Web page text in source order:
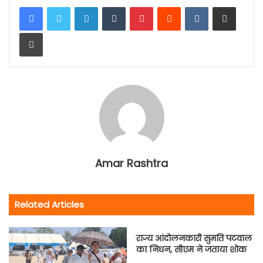
LinkedInTumblrPinterestReddit VKontakteShare via Email
Print
Amar Rashtra
Related Articles
राज्य आंदोलनकारी सुमति पटवाल
का निधन, सीएम ने जताया शोक